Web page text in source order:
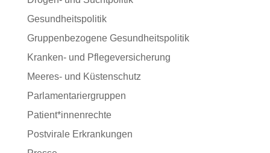
Gesundheitspolitik
Gruppenbezogene Gesundheitspolitik
Kranken- und Pflegeversicherung
Meeres- und Küstenschutz
Parlamentariergruppen
Patient*innenrechte
Postvirale Erkrankungen